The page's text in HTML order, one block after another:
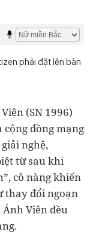
phải đặt lên bàn
(SN 1996)
đồng mạng
nghệ,
từ sau khi
cô nàng khiến
thay đổi ngoạn
Viên đều